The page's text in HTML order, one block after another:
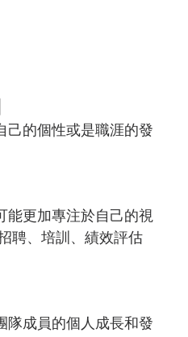
己的個性或是職涯的發
能更加專注於自己的視
聘、培訓、績效評估
隊成員的個人成長和發